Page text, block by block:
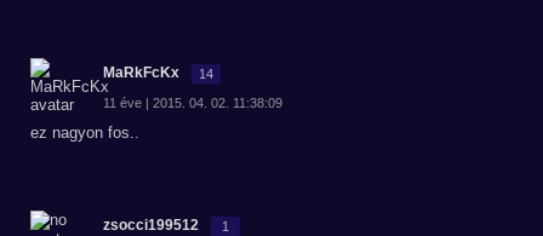
MaRkFcKx 14
11 éve | 2015. 04. 02. 11:38:09
ez nagyon fos..
zsocci199512 1